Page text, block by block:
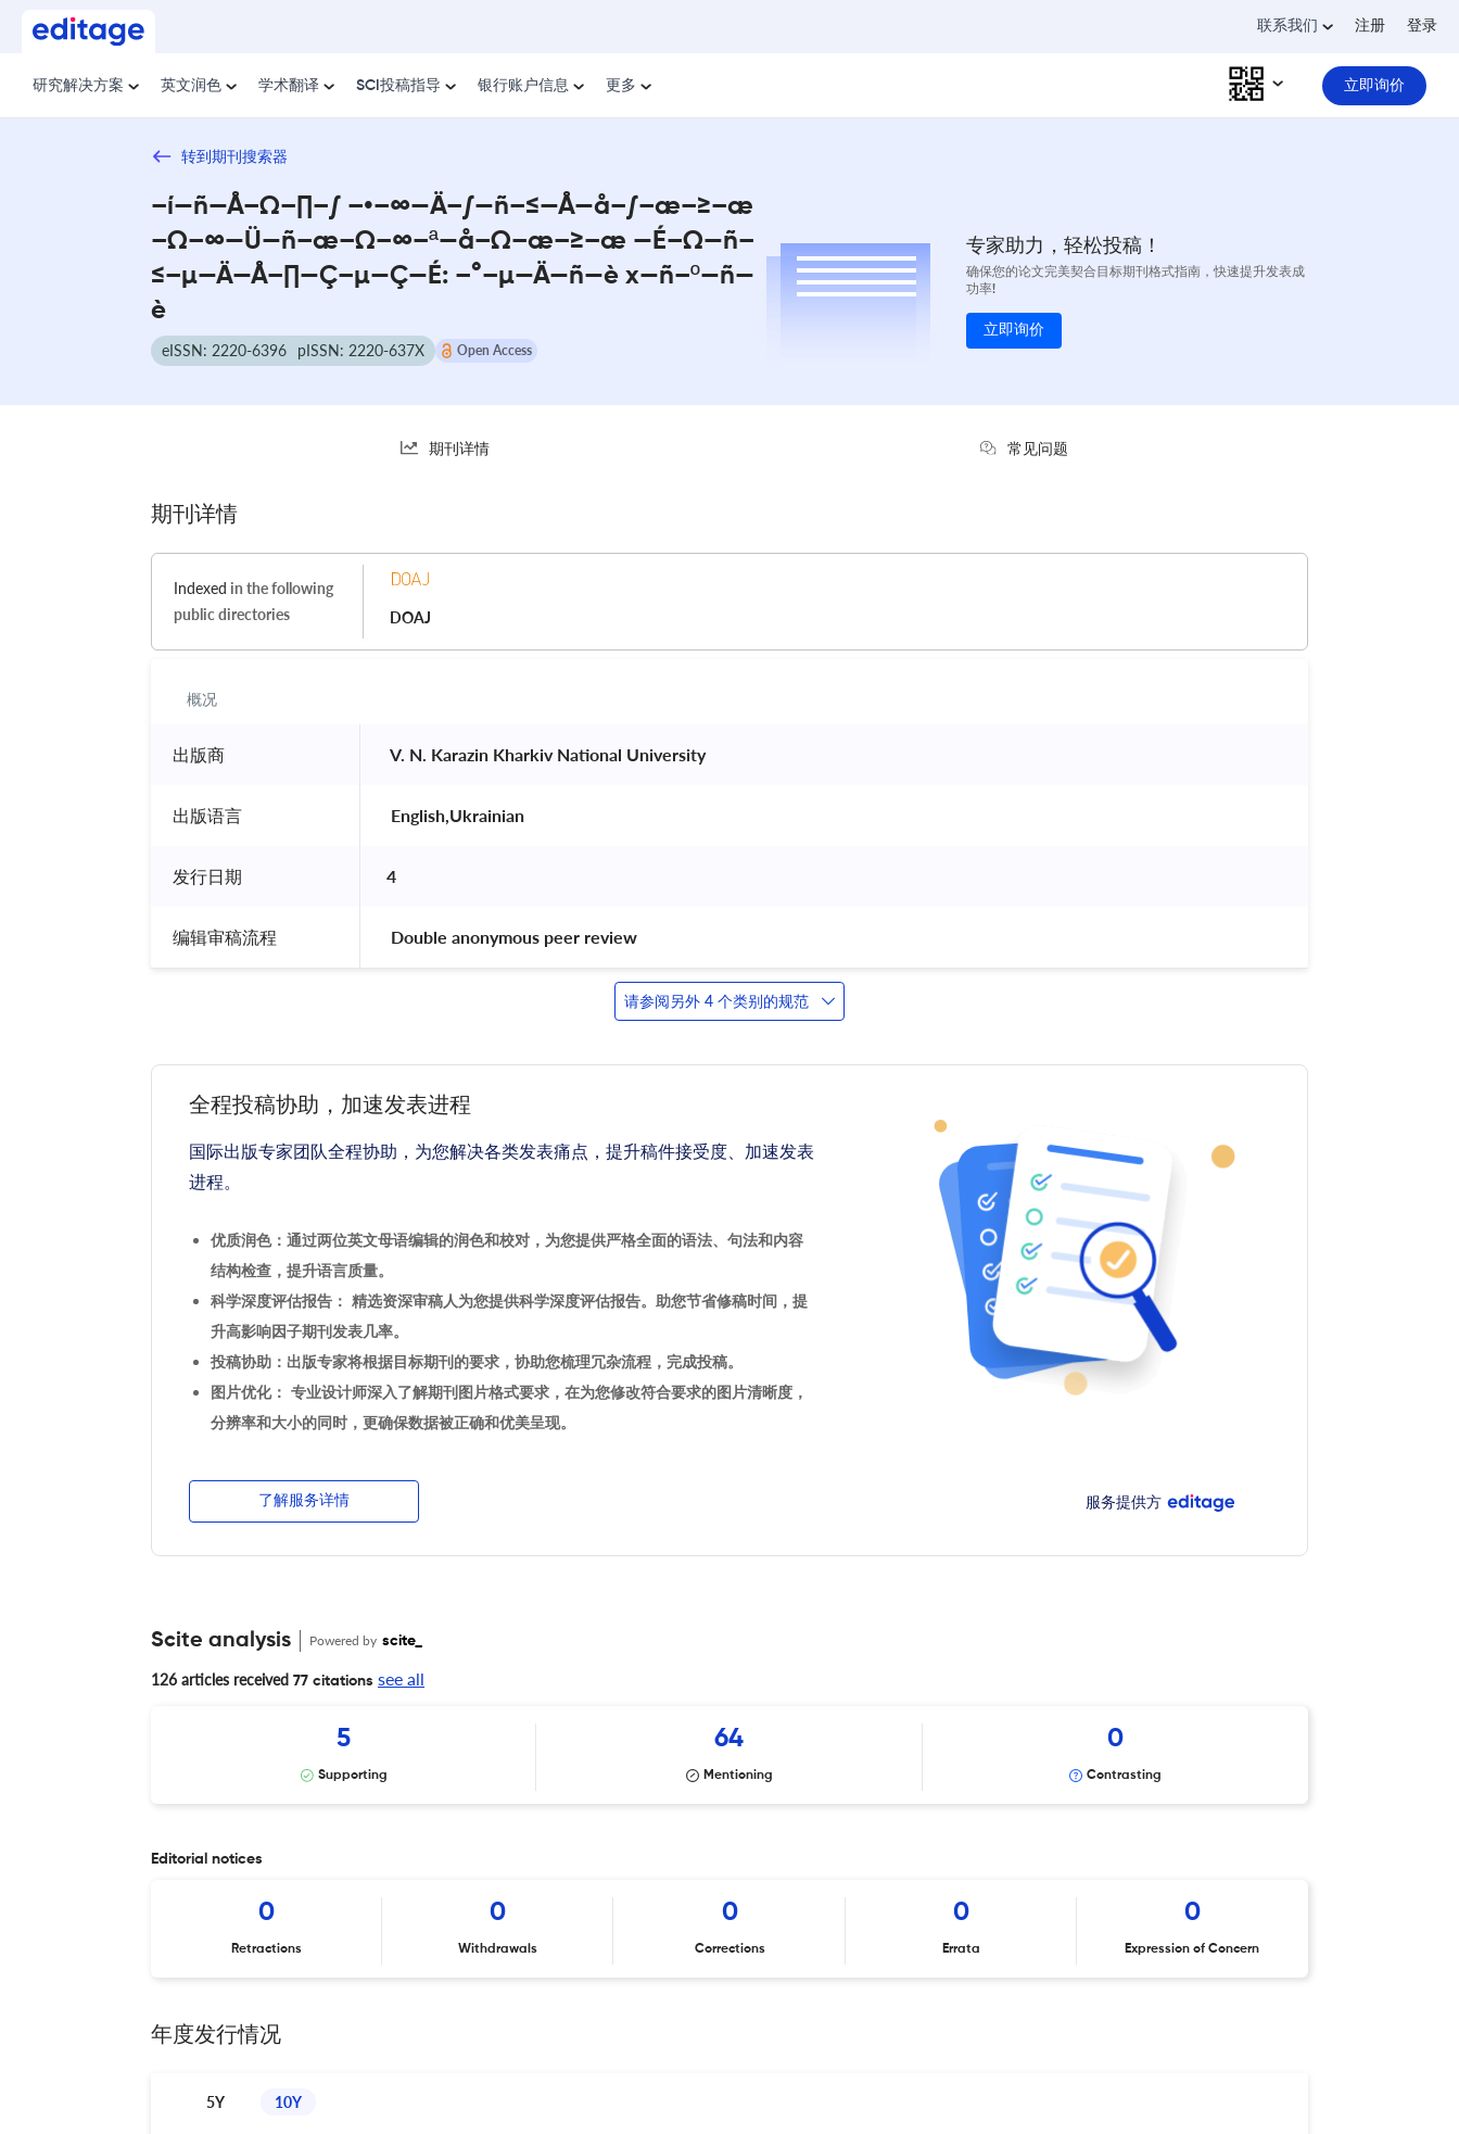
联系我们 注册 登录
研究解决方案 英文润色 学术翻译 SCI投稿指导 银行账户信息 更多 立即询价
转到期刊搜索器
–í—ñ—Å–Ω–∏–∫ –•–∞—Ä–∫—ñ–≤—Å—å–∫–æ–≥–æ
–Ω–∞—Ü—ñ–æ–Ω–∞–ª—å–Ω–æ–≥–æ —É–Ω—ñ–
≤–µ—Ä—Å–∏—Ç–µ—Ç—É: –°–µ—Ä—ñ—è x—ñ–º—ñ—
è
eISSN: 2220-6396 pISSN: 2220-637X Open Access
专家助力，轻松投稿！
确保您的论文完美契合目标期刊格式指南，快速提升发表成
功率!
立即询价
期刊详情 常见问题
期刊详情
Indexed in the following
public directories
DOAJ
概况
出版商 V. N. Karazin Kharkiv National University
出版语言 English,Ukrainian
发行日期 4
编辑审稿流程 Double anonymous peer review
请参阅另外 4 个类别的规范
全程投稿协助，加速发表进程
国际出版专家团队全程协助，为您解决各类发表痛点，提升稿件接受度、加速发表
进程。
优质润色：通过两位英文母语编辑的润色和校对，为您提供严格全面的语法、句法和内容
结构检查，提升语言质量。
科学深度评估报告： 精选资深审稿人为您提供科学深度评估报告。助您节省修稿时间，提
升高影响因子期刊发表几率。
投稿协助：出版专家将根据目标期刊的要求，协助您梳理冗杂流程，完成投稿。
图片优化： 专业设计师深入了解期刊图片格式要求，在为您修改符合要求的图片清晰度，
分辨率和大小的同时，更确保数据被正确和优美呈现。
了解服务详情 服务提供方
Scite analysis Powered by scite_
126 articles received 77 citations see all
5
Supporting
64
Mentioning
0
Contrasting
Editorial notices
0
Retractions
0
Withdrawals
0
Corrections
0
Errata
0
Expression of Concern
年度发行情况
5Y 10Y